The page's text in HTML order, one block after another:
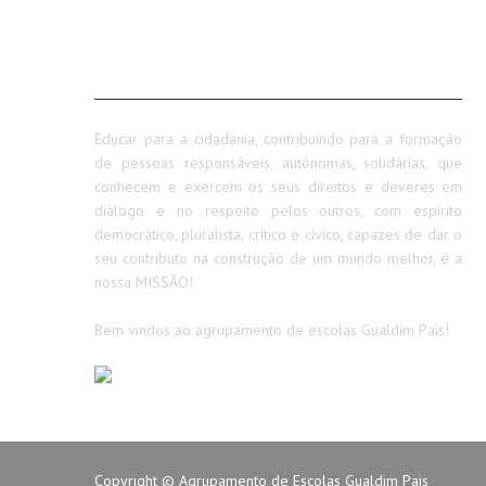
Educar para a cidadania, contribuindo para a formação
de pessoas responsáveis, autónomas, solidárias, que
conhecem e exercem os seus direitos e deveres em
diálogo e no respeito pelos outros, com espírito
democrático, pluralista, crítico e cívico, capazes de dar o
seu contributo na construção de um mundo melhor, é a
nossa MISSÃO!
Bem vindos ao agrupamento de escolas Gualdim Pais!
Copyright © Agrupamento de Escolas Gualdim Pais